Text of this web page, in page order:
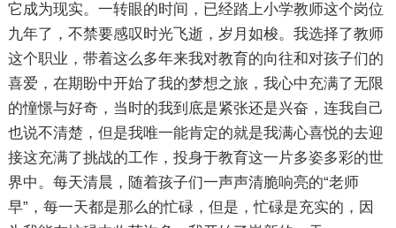
它成为现实。一转眼的时间，已经踏上小学教师这个岗位
九年了，不禁要感叹时光飞逝，岁月如梭。我选择了教师
这个职业，带着这么多年来我对教育的向往和对孩子们的
喜爱，在期盼中开始了我的梦想之旅，我心中充满了无限
的憧憬与好奇，当时的我到底是紧张还是兴奋，连我自己
也说不清楚，但是我唯一能肯定的就是我满心喜悦的去迎
接这充满了挑战的工作，投身于教育这一片多姿多彩的世
界中。每天清晨，随着孩子们一声声清脆响亮的“老师
早”，每一天都是那么的忙碌，但是，忙碌是充实的，因